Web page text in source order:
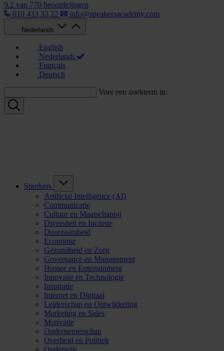
9.2 van 770 beoordelingen
010 433 33 22
info@speakersacademy.com
Nederlands
English
Nederlands
Français
Deutsch
Voer een zoekterm in:
Sprekers
Artificial Intelligence (AI)
Communicatie
Cultuur en Maatschappij
Diversiteit en Inclusie
Duurzaamheid
Economie
Gezondheid en Zorg
Governance en Management
Humor en Entertainment
Innovatie en Technologie
Inspiratie
Internet en Digitaal
Leiderschap en Ontwikkeling
Marketing en Sales
Motivatie
Ondernemerschap
Overheid en Politiek
Onderwijs